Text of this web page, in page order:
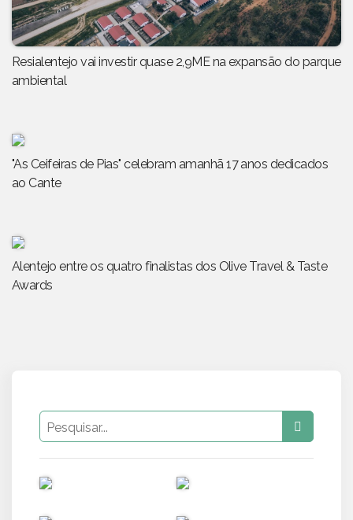
Resialentejo vai investir quase 2,9ME na expansão do parque
ambiental
"As Ceifeiras de Pias" celebram amanhã 17 anos dedicados
ao Cante
Alentejo entre os quatro finalistas dos Olive Travel & Taste
Awards